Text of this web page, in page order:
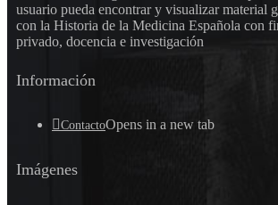
usuario pueda encontrar y visualizar material
con la Historia de la Medicina Española con
privado, docencia e investigación
Información
ContactoOpens in a new tab
Imágenes